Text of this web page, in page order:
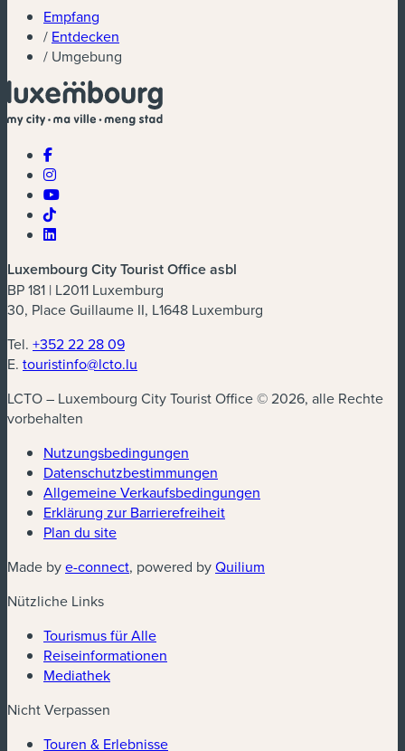
Empfang
/ Entdecken
/ Umgebung
Luxembourg City Tourist Office asbl
BP 181 | L2011 Luxemburg
30, Place Guillaume II, L1648 Luxemburg
Tel. +352 22 28 09
E. touristinfo@lcto.lu
LCTO – Luxembourg City Tourist Office © 2026, alle Rechte
vorbehalten
Nutzungsbedingungen
Datenschutzbestimmungen
Allgemeine Verkaufsbedingungen
Erklärung zur Barrierefreiheit
Plan du site
Made bye-connect(neues Fenster)
, powered byQuilium
Nützliche Links
Tourismus für Alle
Reiseinformationen
Mediathek
Nicht Verpassen
Touren & Erlebnisse